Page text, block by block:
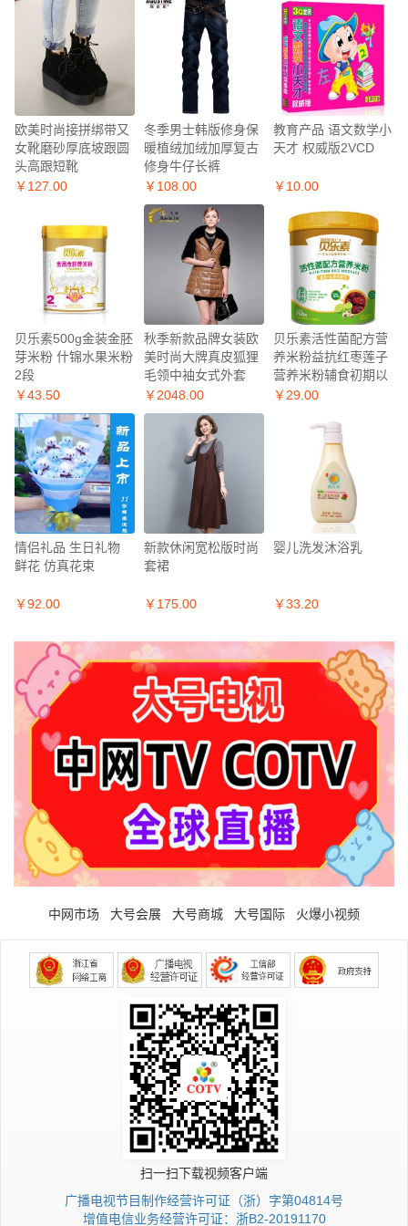
欧美时尚接拼绑带又
女靴磨砂厚底坡跟圆
头高跟短靴
￥127.00
冬季男士韩版修身保
暖植绒加绒加厚复古
修身牛仔长裤
￥108.00
教育产品 语文数学小
天才 权威版2VCD
￥10.00
贝乐素500g金装金胚
芽米粉 什锦水果米粉
2段
￥43.50
秋季新款品牌女装欧
美时尚大牌真皮狐狸
毛领中袖女式外套
￥2048.00
贝乐素活性菌配方营
养米粉益抗红枣莲子
营养米粉辅食初期以
上宝宝
￥29.00
情侣礼品 生日礼物
鲜花 仿真花束
￥92.00
新款休闲宽松版时尚
套裙
￥175.00
婴儿洗发沐浴乳
￥33.20
中网市场 大号会展 大号商城 大号国际 火爆小视频
扫一扫下载视频客户端
广播电视节目制作经营许可证（浙）字第04814号
增值电信业务经营许可证：浙B2-20191170